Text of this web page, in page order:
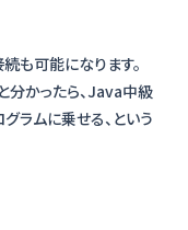
も可能になります。
分かったら、Java中級
ラムに乗せる、という